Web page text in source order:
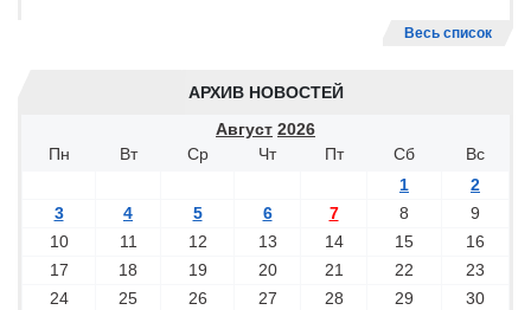
Весь список
АРХИВ НОВОСТЕЙ
Август 2026
Пн
Вт Ср Чт Пт Сб
Вс
1
2
3
4 5 6 7 8
9
10
11 12 13 14 15
16
17
18 19 20 21 22
23
24
25 26 27 28 29
30